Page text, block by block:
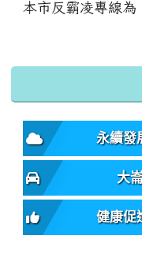
本市反霸凌專線
:::
永續發
大
健康促